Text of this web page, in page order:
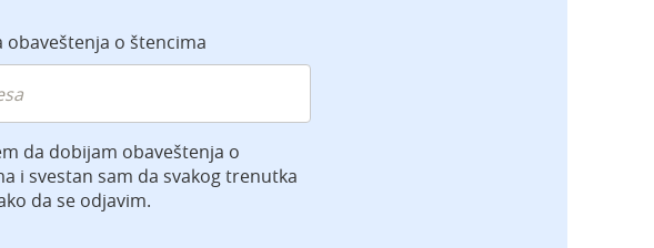
obaveštenja o štencima
da dobijam obaveštenja o
i svestan sam da svakog trenutka
da se odjavim.